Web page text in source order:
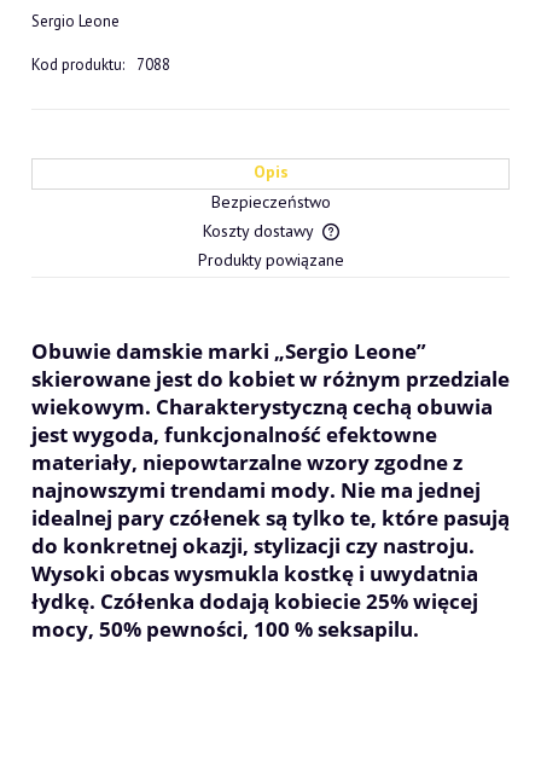
Sergio Leone
Kod produktu: 7088
Opis
Bezpieczeństwo
Koszty dostawy
Produkty powiązane
Obuwie damskie marki „Sergio Leone”
skierowane jest do kobiet w różnym przedziale
wiekowym. Charakterystyczną cechą obuwia
jest wygoda, funkcjonalność efektowne
materiały, niepowtarzalne wzory zgodne z
najnowszymi trendami mody. Nie ma jednej
idealnej pary czółenek są tylko te, które pasują
do konkretnej okazji, stylizacji czy nastroju.
Wysoki obcas wysmukla kostkę i uwydatnia
łydkę. Czółenka dodają kobiecie 25% więcej
mocy, 50% pewności, 100 % seksapilu.